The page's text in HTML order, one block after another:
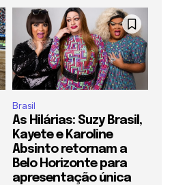
Brasil
As Hilárias: Suzy Brasil,
Kayete e Karoline
Absinto retornam a
Belo Horizonte para
apresentação única